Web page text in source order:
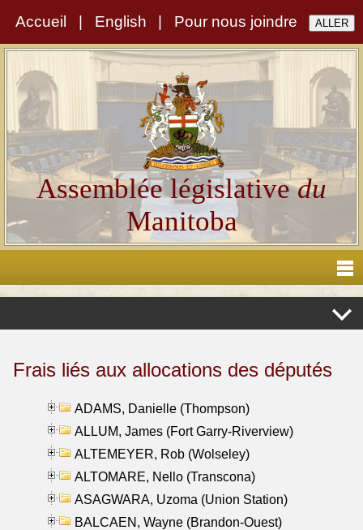
Accueil English Pour nous joindre
Assemblée législativedu
Manitoba
Frais liés aux allocations des députés
ADAMS, Danielle (Thompson)
ALLUM, James (Fort Garry-Riverview)
ALTEMEYER, Rob (Wolseley)
ALTOMARE, Nello (Transcona)
ASAGWARA, Uzoma (Union Station)
BALCAEN, Wayne (Brandon-Ouest)